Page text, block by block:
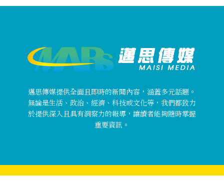
邁思傳媒提供全面且即時的新聞內容，涵蓋多元話題。
無論是生活、政治、經濟、科技或文化等，我們都致力
於提供深入且具有洞察力的報導，讓讀者能夠隨時掌握
重要資訊。